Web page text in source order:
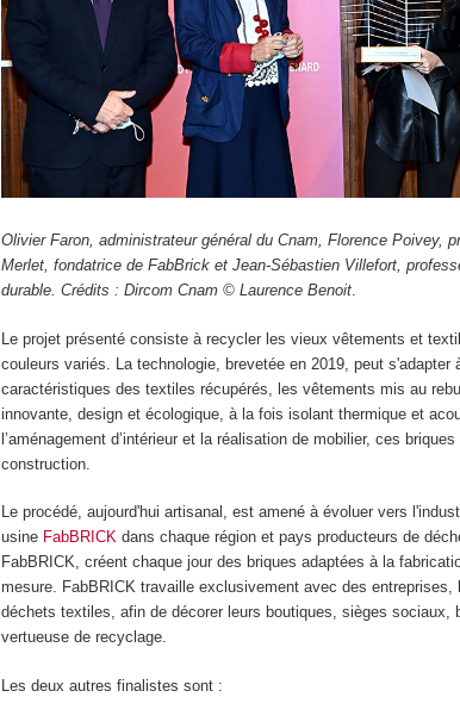
Olivier Faron, administrateur général du Cnam, Florence Poivey,
Merlet, fondatrice de FabBrick et Jean-Sébastien Villefort,
durable. Crédits : Dircom Cnam © Laurence Benoit.
Le projet présenté consiste à recycler les vieux vêtements et
couleurs variés. La technologie, brevetée en 2019, peut
caractéristiques des textiles récupérés, les vêtements mis au
innovante, design et écologique, à la fois isolant thermique et
l’aménagement d’intérieur et la réalisation de mobilier, ces
construction.
Le procédé, aujourd'hui artisanal, est amené à évoluer vers
usine FabBRICK dans chaque région et pays producteurs de
FabBRICK, créent chaque jour des briques adaptées à la
mesure. FabBRICK travaille exclusivement avec des
déchets textiles, afin de décorer leurs boutiques, sièges sociaux,
vertueuse de recyclage.
Les deux autres finalistes sont :